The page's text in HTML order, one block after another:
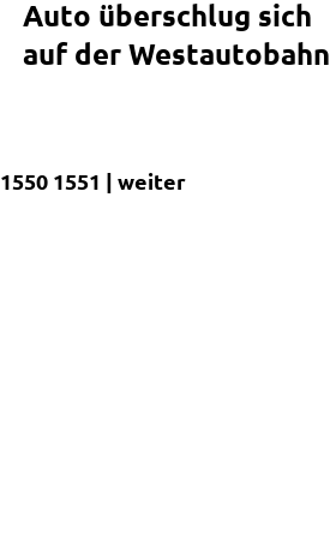
Auto überschlug sich
auf der Westautobahn
1550 1551 | weiter